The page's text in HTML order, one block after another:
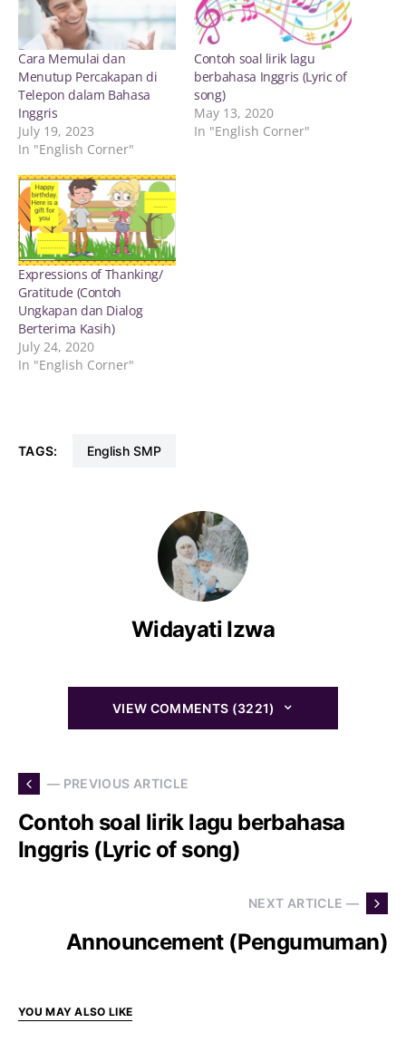
Cara Memulai dan
Menutup Percakapan di
Telepon dalam Bahasa
Inggris
July 19, 2023
In "English Corner"
Contoh soal lirik lagu
berbahasa Inggris (Lyric of
song)
May 13, 2020
In "English Corner"
Expressions of Thanking/
Gratitude (Contoh
Ungkapan dan Dialog
Berterima Kasih)
July 24, 2020
In "English Corner"
TAGS: English SMP
Widayati Izwa
VIEW COMMENTS (3221)
— PREVIOUS ARTICLE
Contoh soal lirik lagu berbahasa
Inggris (Lyric of song)
NEXT ARTICLE —
Announcement (Pengumuman)
YOU MAY ALSO LIKE